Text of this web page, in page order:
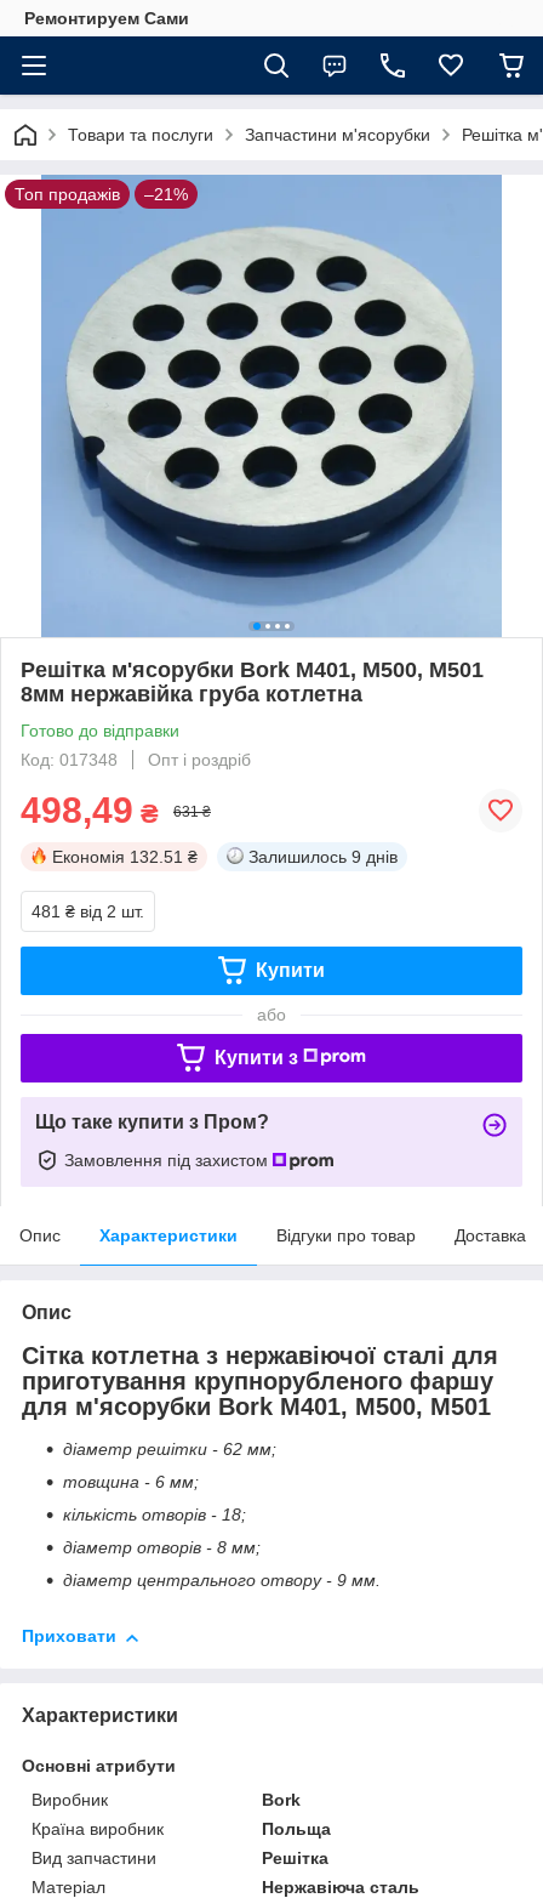
Ремонтируем Сами
Товари та послуги Запчастини м'ясорубки Решітка
Топ продажів –21%
Решітка м'ясорубки Bork M401, M500, M501
8мм нержавійка груба котлетна
Готово до відправки
Код: 017348
Опт і роздріб
498,49 ₴ 631 ₴
Економія 132.51 ₴ Залишилось 9 днів
481 ₴ від 2 шт.
Купити
або
Купити з
Що таке купити з Пром?
Замовлення під захистом
Опис Характеристики Відгуки про товар Доставка
Опис
Сітка котлетна з нержавіючої сталі для
приготування крупнорубленого фаршу
для м'ясорубки Bork M401, M500, M501
діаметр решітки - 62 мм;
товщина - 6 мм;
кількість отворів - 18;
діаметр отворів - 8 мм;
діаметр центрального отвору - 9 мм.
Приховати
Характеристики
Основні атрибути
Виробник
Bork
Країна виробник
Польща
Вид запчастини
Решітка
Матеріал
Нержавіюча сталь